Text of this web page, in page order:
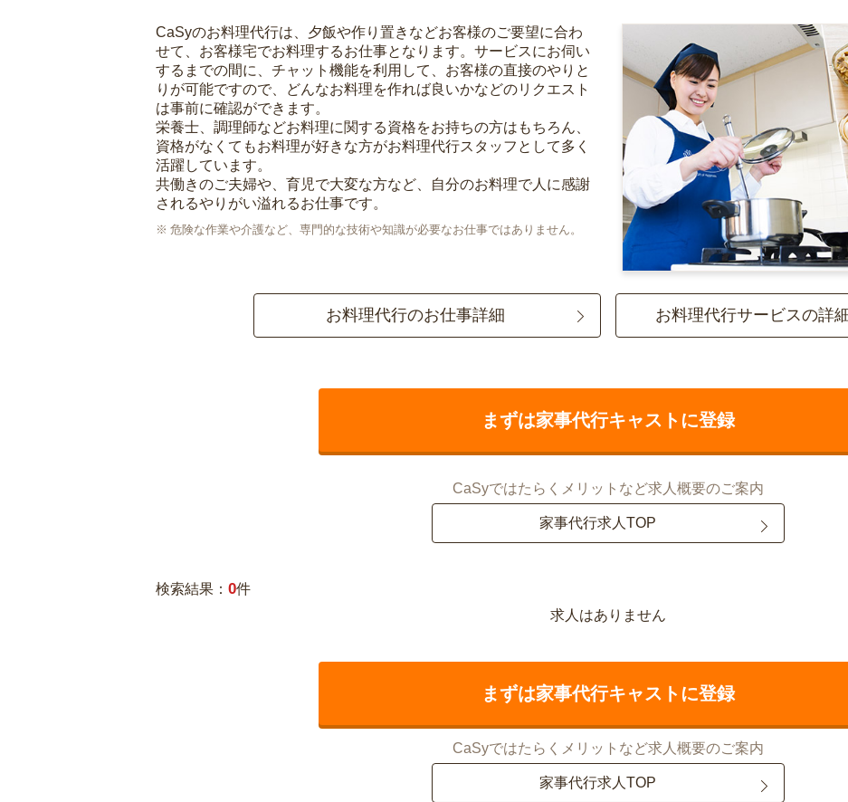
CaSyのお料理代行は、夕飯や作り置きなどお客様のご要望に合わ
せて、お客様宅でお料理するお仕事となります。サービスにお伺い
するまでの間に、チャット機能を利用して、お客様の直接のやりと
りが可能ですので、どんなお料理を作れば良いかなどのリクエスト
は事前に確認ができます。
栄養士、調理師などお料理に関する資格をお持ちの方はもちろん、
資格がなくてもお料理が好きな方がお料理代行スタッフとして多く
活躍しています。
共働きのご夫婦や、育児で大変な方など、自分のお料理で人に感謝
されるやりがい溢れるお仕事です。
危険な作業や介護など、専門的な技術や知識が必要なお仕事ではありません。
お料理代行のお仕事詳細 お料理代行サービスの詳
まずは家事代行キャストに登録
CaSyではたらくメリットなど求人概要のご案内
家事代行求人TOP
検索結果： 0件
求人はありません
まずは家事代行キャストに登録
CaSyではたらくメリットなど求人概要のご案内
家事代行求人TOP